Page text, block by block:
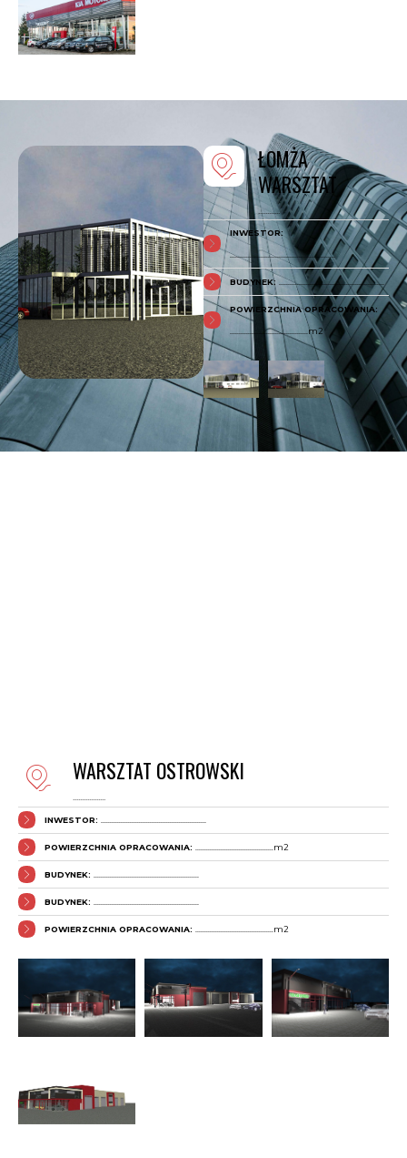
ŁOMŻA
WARSZTAT
............
INWESTOR:
..........................................................
BUDYNEK: ..........................................................
POWIERZCHNIA OPRACOWANIA:
...........................................m2
WARSZTAT OSTROWSKI
INWESTOR:
POWIERZCHNIA OPRACOWANIA: ...........................................m2
BUDYNEK:
BUDYNEK:
POWIERZCHNIA OPRACOWANIA: ...........................................m2